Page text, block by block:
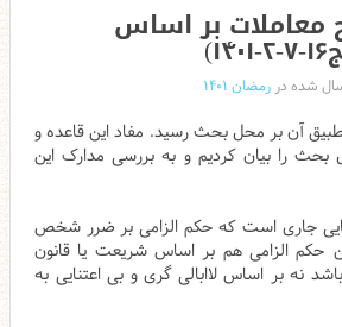
معاملات بر اساس
شده دررمضان ۱۴۰۱
آن بر محل بحث رسید. مفاد این قاعده و
را بیان کردیم و به بررسی مدارک این
جایی جاری است که حکم الزامی بر ضرر شخص
حکم الزامی هم بر اساس شریعت یا قانون
نه بر اساس لاابالی گری و بی اعتنایی به